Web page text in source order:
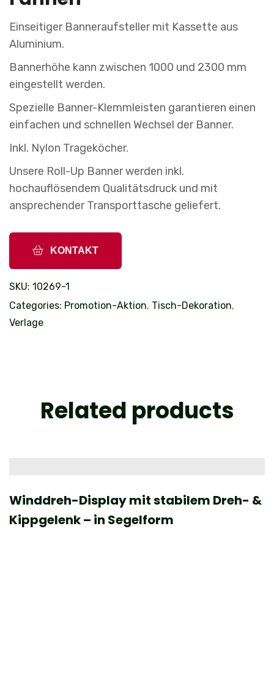
Einseitiger Banneraufsteller mit Kassette aus
Aluminium.
Bannerhöhe kann zwischen 1000 und 2300 mm
eingestellt werden.
Spezielle Banner-Klemmleisten garantieren einen
einfachen und schnellen Wechsel der Banner.
Inkl. Nylon Trageköcher.
Unsere Roll-Up Banner werden inkl.
hochauflösendem Qualitätsdruck und mit
ansprechender Transporttasche geliefert.
KONTAKT
SKU: 10269-1
Categories: Promotion-Aktion, Tisch-Dekoration,
Verlage
Related products
Winddreh-Display mit stabilem Dreh- &
Kippgelenk – in Segelform